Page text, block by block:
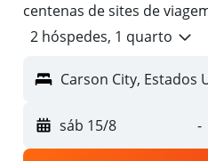
centenas de sites de
2 hóspedes, 1 quarto
Carson City, Estados
sáb 15/8 -